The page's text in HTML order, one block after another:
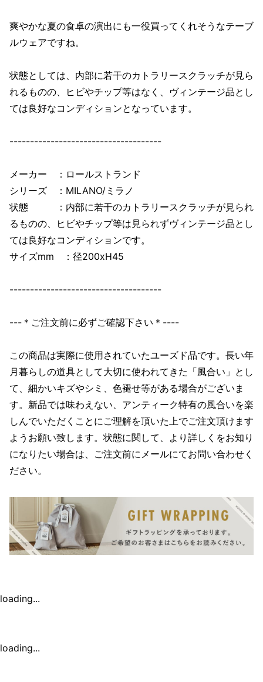
爽やかな夏の食卓の演出にも一役買ってくれそうなテーブ
ルウェアですね。
状態としては、内部に若干のカトラリースクラッチが見ら
れるものの、ヒビやチップ等はなく、ヴィンテージ品とし
ては良好なコンディションとなっています。
-------------------------------------
メーカー ：ロールストランド
シリーズ ：MILANO/ミラノ
状態 ：内部に若干のカトラリースクラッチが見られ
るものの、ヒビやチップ等は見られずヴィンテージ品とし
ては良好なコンディションです。
サイズmm ：径200xH45
-------------------------------------
---＊ご注文前に必ずご確認下さい＊----
この商品は実際に使用されていたユーズド品です。長い年
月暮らしの道具として大切に使われてきた「風合い」とし
て、細かいキズやシミ、色褪せ等がある場合がございま
す。新品では味わえない、アンティーク特有の風合いを楽
しんでいただくことにご理解を頂いた上でご注文頂けます
ようお願い致します。状態に関して、より詳しくをお知り
になりたい場合は、ご注文前にメールにてお問い合わせく
ださい。
loading...
loading...